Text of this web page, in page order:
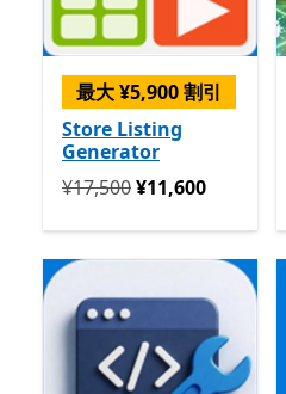
最大 ¥5,900 割引
Store Listing
Generator
定価 ¥17,500 今すぐ
¥17,500¥11,600